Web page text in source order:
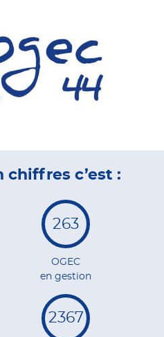
chiffres c’est :
263
OGEC
en gestion
2367